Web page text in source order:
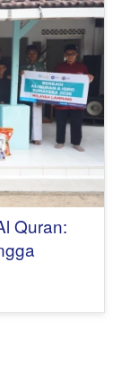
Quran: